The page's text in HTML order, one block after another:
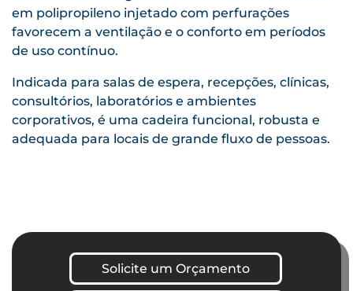
em polipropileno injetado com perfurações
favorecem a ventilação e o conforto em períodos
de uso contínuo.
Indicada para salas de espera, recepções, clínicas,
consultórios, laboratórios e ambientes
corporativos, é uma cadeira funcional, robusta e
adequada para locais de grande fluxo de pessoas.
Solicite um Orçamento